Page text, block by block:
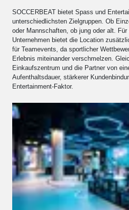
SOCCERBEAT bietet Spass und
unterschiedlichsten Zielgruppen. Ob
oder Mannschaften, ob jung oder alt. Für
Unternehmen bietet die Location
für Teamevents, da sportlicher
Erlebnis miteinander verschmelzen.
Einkaufszentrum und die Partner von
Aufenthaltsdauer, stärkerer
Entertainment-Faktor.